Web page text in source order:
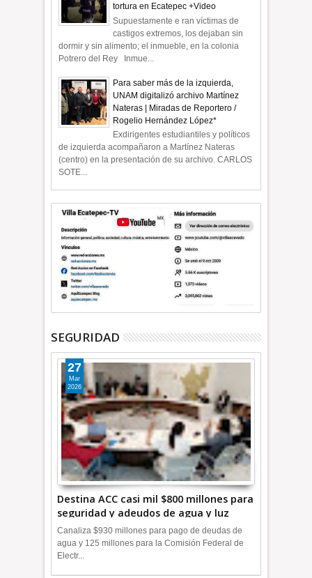
tortura en Ecatepec +Video
Supuestamente e ran víctimas de
castigos extremos, los dejaban sin
dormir y sin alimento; el inmueble, en la colonia
Potrero del Rey Inmue...
Para saber más de la izquierda,
UNAM digitalizó archivo Martínez
Nateras | Miradas de Reportero /
Rogelio Hernández López*
Exdirigentes estudiantiles y políticos
de izquierda acompañaron a Martínez Nateras
(centro) en la presentación de su archivo. CARLOS
SOTE...
SEGURIDAD
Destina ACC casi mil $800 millones para
seguridad y adeudos de agua y luz
+Video
27
Mar
2026
Canaliza $930 millones para pago de deudas de
agua y 125 millones para la Comisión Federal de
Electr...